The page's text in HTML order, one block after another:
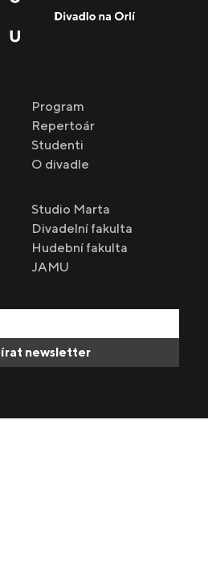
Program
Repertoár
Studenti
O divadle
Studio Marta
Divadelní fakulta
Hudební fakulta
JAMU